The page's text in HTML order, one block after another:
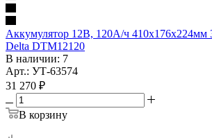
Аккумулятор 12В, 120А/ч
Delta DTM12120
В наличии: 7
Арт.: УТ-63574
31 270 ₽
В корзину